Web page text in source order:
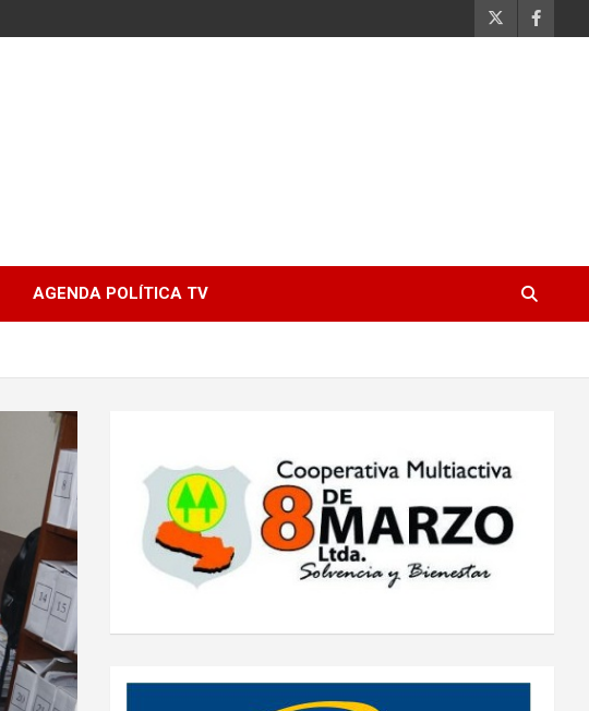
AGENDA POLÍTICA TV